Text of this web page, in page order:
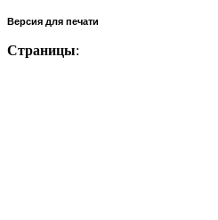
Версия для печати
Страницы: